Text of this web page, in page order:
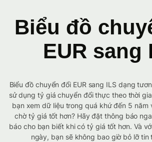
Biểu đồ
EUR sang
Biểu đồ chuyển đổi EUR sang ILS dạng
sử dụng tỷ giá chuyển đổi thực theo thời
bạn xem dữ liệu trong quá khứ đến 5 năm
chờ tỷ giá tốt hơn? Hãy đặt thông báo
báo cho bạn biết khi có tỷ giá tốt hơn. Và
ngày, bạn sẽ không bao giờ bỏ lỡ tin